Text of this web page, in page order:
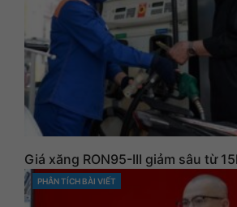
Giá xăng RON95-III giảm sâu từ
CATEGORIES
PHÂN TÍCH BÀI VIẾT